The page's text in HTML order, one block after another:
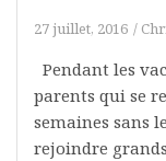
27 juillet, 2016
Pendant les
parents qui se
semaines sans
rejoindre